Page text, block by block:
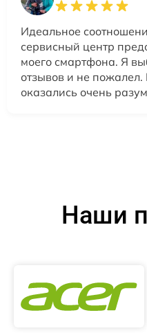
Идеальное
сервисный центр
моего смартфона. Я
отзывов и не
оказались очень
Наши